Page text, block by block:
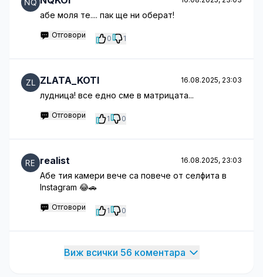
абе моля те.... пак ще ни оберат!
Отговори 0 1
ZLATA_KOTI 16.08.2025, 23:03
лудница! все едно сме в матрицата...
Отговори 1 0
realist 16.08.2025, 23:03
Абе тия камери вече са повече от селфита в
Instagram 😂🚗
Отговори 1 0
Виж всички 56 коментара